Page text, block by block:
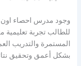
وجود مدرس احصاء اون
للطالب تجربة تعليمية
المستمرة والتدريب
بشكل أعمق وتحقيق